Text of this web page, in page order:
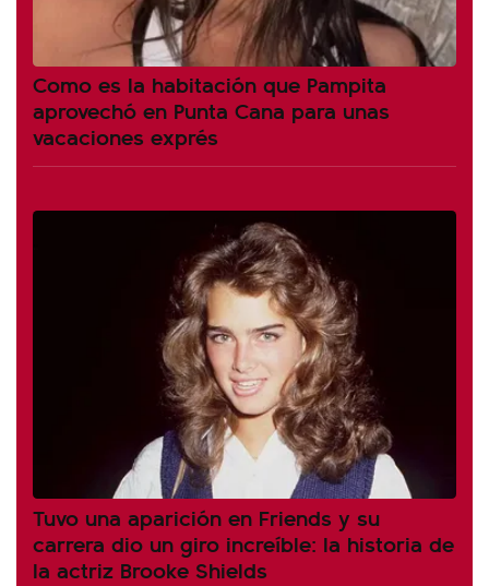
Como es la habitación que Pampita
aprovechó en Punta Cana para unas
vacaciones exprés
Tuvo una aparición en Friends y su
carrera dio un giro increíble: la historia de
la actriz Brooke Shields